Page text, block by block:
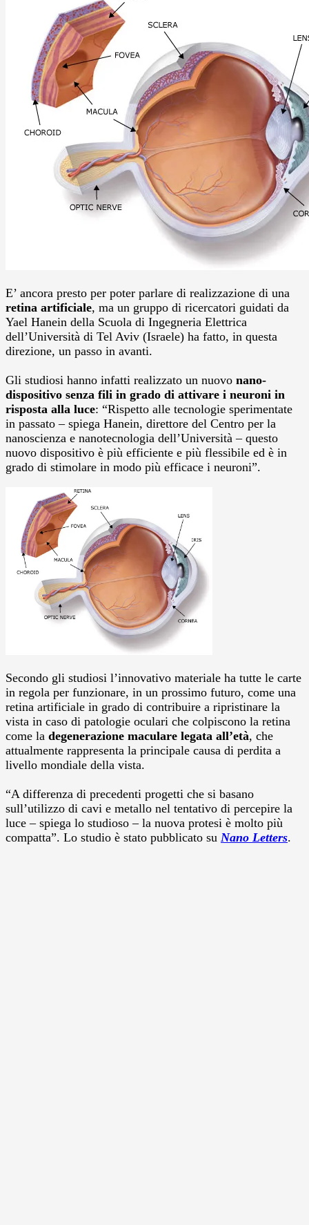
E’ ancora presto per poter parlare di realizzazione di una
retina artificiale, ma un gruppo di ricercatori guidati da
Yael Hanein della Scuola di Ingegneria Elettrica
dell’Università di Tel Aviv (Israele) ha fatto, in questa
direzione, un passo in avanti.
Gli studiosi hanno infatti realizzato un nuovo nano-
dispositivo senza fili in grado di attivare i neuroni in
risposta alla luce: “Rispetto alle tecnologie sperimentate
in passato – spiega Hanein, direttore del Centro per la
nanoscienza e nanotecnologia dell’Università – questo
nuovo dispositivo è più efficiente e più flessibile ed è in
grado di stimolare in modo più efficace i neuroni”.
Secondo gli studiosi l’innovativo materiale ha tutte le carte
in regola per funzionare, in un prossimo futuro, come una
retina artificiale in grado di contribuire a ripristinare la
vista in caso di patologie oculari che colpiscono la retina
come la degenerazione maculare legata all’età, che
attualmente rappresenta la principale causa di perdita a
livello mondiale della vista.
“A differenza di precedenti progetti che si basano
sull’utilizzo di cavi e metallo nel tentativo di percepire la
luce – spiega lo studioso – la nuova protesi è molto più
compatta”. Lo studio è stato pubblicato su Nano Letters.